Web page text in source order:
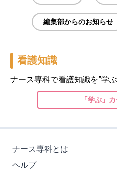
編集部からのお知らせ
看護知識
ナース専科で看護知識を”学
「学ぶ」
ナース専科とは
ヘルプ